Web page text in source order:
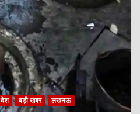
देश बड़ी खबर लखनऊ